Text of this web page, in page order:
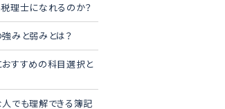
理士になれるのか？
みと弱みとは？
すすめの科目選択と
でも理解できる簿記